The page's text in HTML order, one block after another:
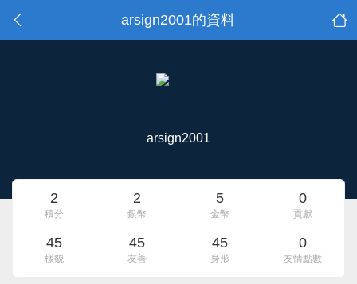
arsign2001的資料
arsign2001
2
積分
2
銀幣
5
金幣
0
貢獻
45
樣貌
45
友善
45
身形
0
友情點數